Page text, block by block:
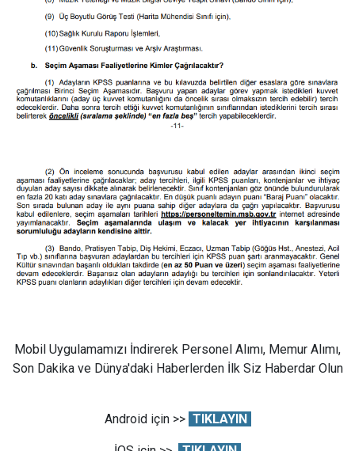
Mobil Uygulamamızı İndirerek Personel Alımı, Memur Alımı,
Son Dakika ve Dünya'daki Haberlerden İlk Siz Haberdar Olun
Android için >> TIKLAYIN